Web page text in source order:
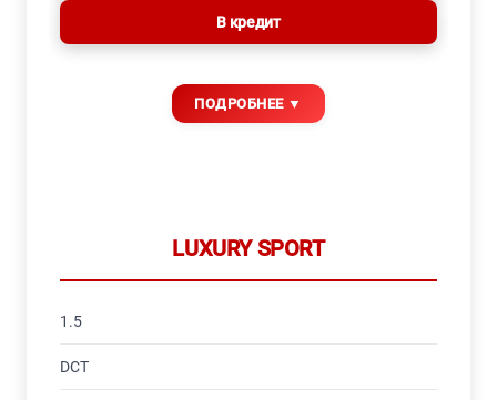
В кредит
LUXURY SPORT
1.5
DCT